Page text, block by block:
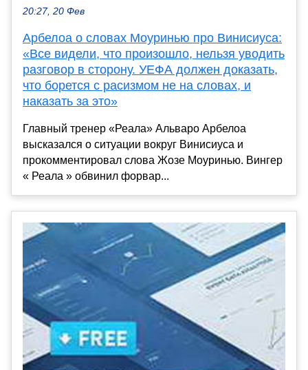
20:27, 20 Фев
Арбелоа о словах Моуринью про Винисиуса:
«Все видели, что произошло, нельзя уводить
разговор в сторону. УЕФА должен доказать,
что борется с расизмом не на словах, и
наказать за это»
Главный тренер «Реала» Альваро Арбелоа
высказался о ситуации вокруг Винисиуса и
прокомментировал слова Жозе Моуринью. Вингер
« Реала » обвинил форвар...